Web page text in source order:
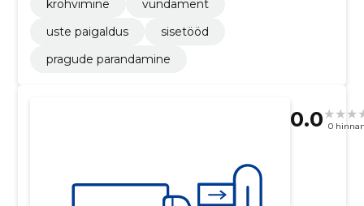
krohvimine
vundament
uste paigaldus
sisetööd
pragude parandamine
0.0 0